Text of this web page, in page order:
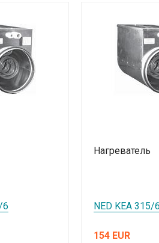
6
Нагреватель
NED KEA 315/6
154 EUR